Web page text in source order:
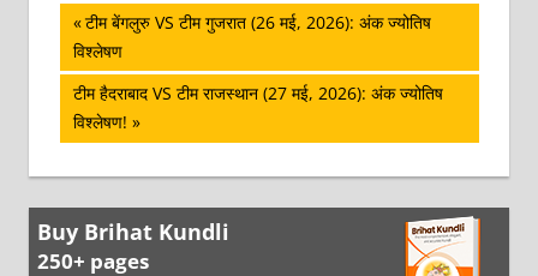
पोस्ट
नेविगेशन
Previous
Post:
टीम बेंगलुरु VS टीम गुजरात (26 मई, 2026): अंक ज्योतिष
विश्लेषण
Next
Post:
टीम हैदराबाद VS टीम राजस्थान (27 मई, 2026): अंक ज्योतिष
विश्लेषण!
Buy Brihat Kundli
250+ pages